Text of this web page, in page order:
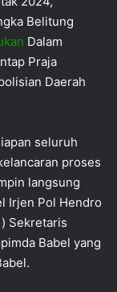
Belitung
Dalam
Praja
Daerah
seluruh
proses
langsung
Irjen Pol Hendro
Sekretaris
Babel yang